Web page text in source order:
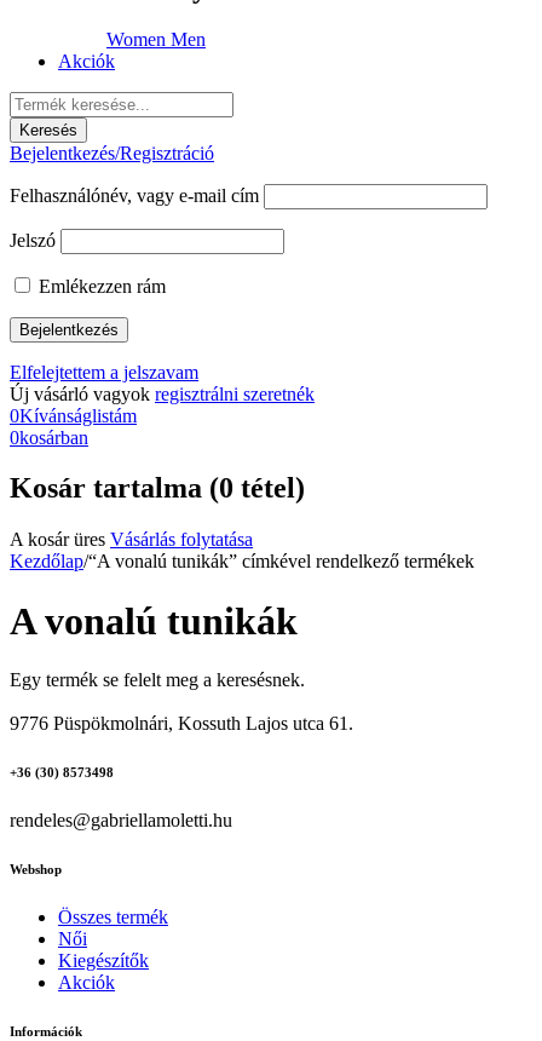
Women Men
Akciók
Bejelentkezés/Regisztráció
Felhasználónév, vagy e-mail cím
Jelszó
Emlékezzen rám
Elfelejtettem a jelszavam
Új vásárló vagyok regisztrálni szeretnék
0Kívánságlistám
0kosárban
Kosár tartalma (0 tétel)
A kosár üres Vásárlás folytatása
Kezdőlap/“A vonalú tunikák” címkével rendelkező termékek
A vonalú tunikák
Egy termék se felelt meg a keresésnek.
9776 Püspökmolnári, Kossuth Lajos utca 61.
+36 (30) 8573498
rendeles@gabriellamoletti.hu
Webshop
Összes termék
Női
Kiegészítők
Akciók
Információk